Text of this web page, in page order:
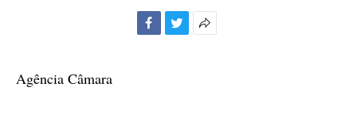
Agência Câmara